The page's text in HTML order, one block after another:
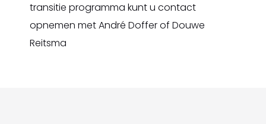
transitie programma kunt u contact
opnemen met André Doffer of Douwe
Reitsma